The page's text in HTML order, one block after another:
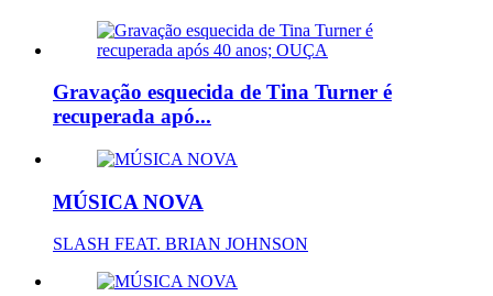
Gravação esquecida de Tina Turner é
recuperada apó...
MÚSICA NOVA
SLASH FEAT. BRIAN JOHNSON